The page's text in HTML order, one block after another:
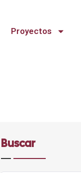
Proyectos
Buscar